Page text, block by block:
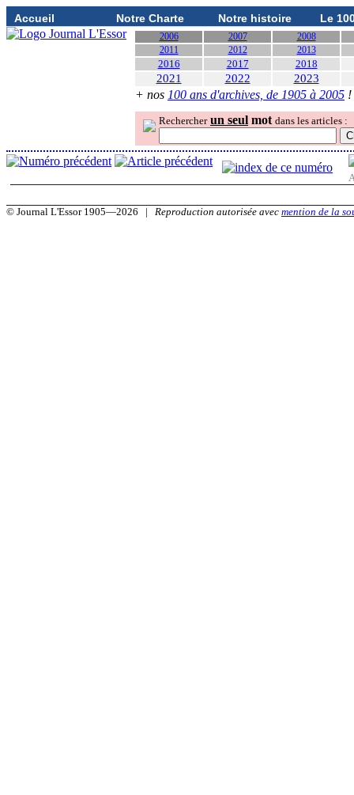
Accueil Notre Charte Notre histoire Le
2006 2007
2008
2011
2012 2013
2016 2017 2018
2021 2022 2023
+ nos 100 ans d'archives, de 1905 à 2005 !
Rechercher un seul mot dans les articles :
© Journal L'Essor 1905—2026 | Reproduction autorisée avec mention de la